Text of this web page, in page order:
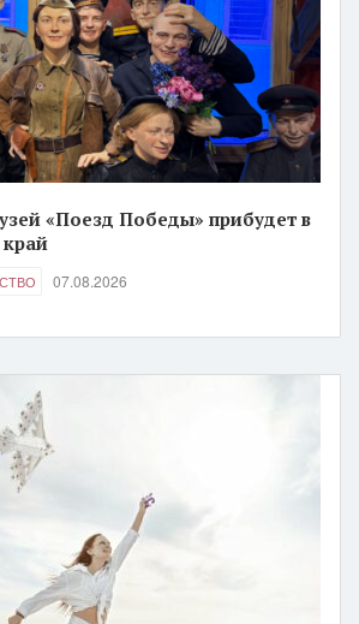
«Поезд Победы» прибудет в
07.08.2026